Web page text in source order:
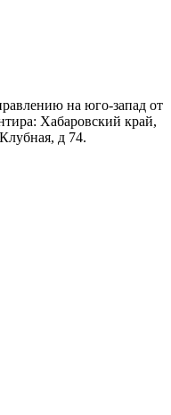
на юго-запад от
Хабаровский край,
д 74.